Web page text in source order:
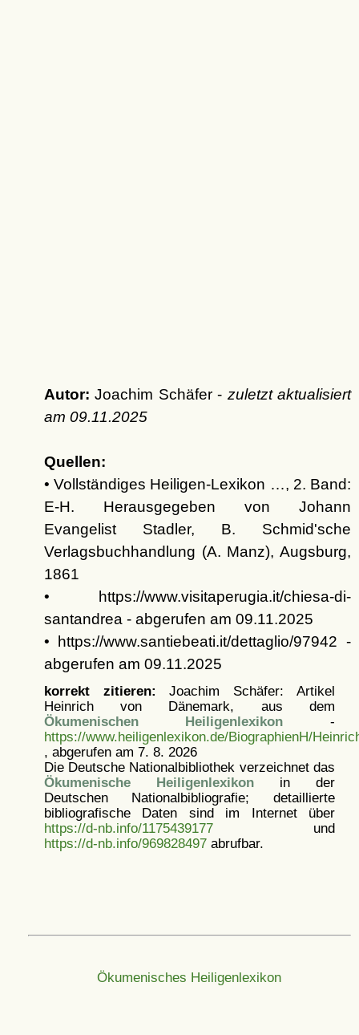
Autor: Joachim Schäfer - zuletzt aktualisiert
am 09.11.2025
Quellen:
• Vollständiges Heiligen-Lexikon …, 2. Band:
E-H. Herausgegeben von Johann
Evangelist Stadler, B. Schmid'sche
Verlagsbuchhandlung (A. Manz), Augsburg,
1861
• https://www.visitaperugia.it/chiesa-di-
santandrea - abgerufen am 09.11.2025
• https://www.santiebeati.it/dettaglio/97942 -
abgerufen am 09.11.2025
korrekt zitieren: Joachim Schäfer: Artikel
Heinrich von Dänemark, aus dem
Ökumenischen Heiligenlexikon -
https://www.heiligenlexikon.de/BiographienH/
, abgerufen am 7. 8. 2026
Die Deutsche Nationalbibliothek verzeichnet das
Ökumenische Heiligenlexikonin der
Deutschen Nationalbibliografie; detaillierte
bibliografische Daten sind im Internet über
https://d-nb.info/1175439177und
https://d-nb.info/969828497abrufbar.
Ökumenisches Heiligenlexikon